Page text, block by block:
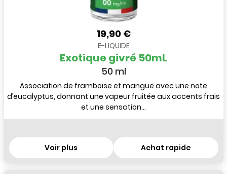
19,90 €
E-LIQUIDE
Exotique givré 50mL
50 ml
Association de framboise et mangue avec une note
d’eucalyptus, donnant une vapeur fruitée aux accents frais
et une sensation...
Voir plus Achat rapide